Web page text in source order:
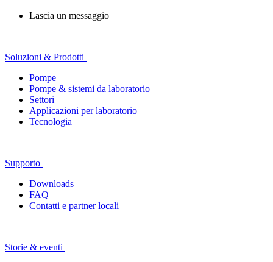
Lascia un messaggio
Soluzioni & Prodotti
Pompe
Pompe & sistemi da laboratorio
Settori
Applicazioni per laboratorio
Tecnologia
Supporto
Downloads
FAQ
Contatti e partner locali
Storie & eventi